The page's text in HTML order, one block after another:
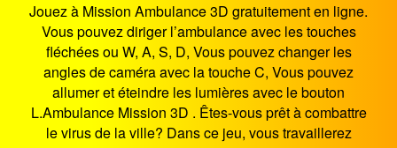
Jouez à Mission Ambulance 3D gratuitement en ligne.
Vous pouvez diriger l’ambulance avec les touches
fléchées ou W, A, S, D, Vous pouvez changer les
angles de caméra avec la touche C, Vous pouvez
allumer et éteindre les lumières avec le bouton
L.Ambulance Mission 3D . Êtes-vous prêt à combattre
le virus de la ville? Dans ce jeu, vous travaillerez